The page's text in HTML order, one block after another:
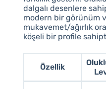
dalgalı desenlere
modern bir görünüm
mukavemet/ağırlık
köşeli bir profile
Özellik